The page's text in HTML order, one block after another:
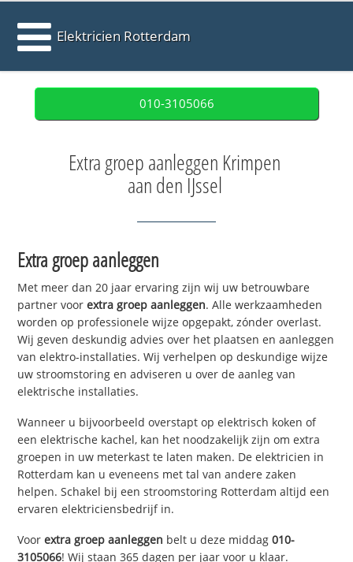
Elektricien Rotterdam
010-3105066
Extra groep aanleggen Krimpen
aan den IJssel
Extra groep aanleggen
Met meer dan 20 jaar ervaring zijn wij uw betrouwbare
partner voorextra groep aanleggen. Alle werkzaamheden
worden op professionele wijze opgepakt, zónder overlast.
Wij geven deskundig advies over het plaatsen en aanleggen
van elektro-installaties. Wij verhelpen op deskundige wijze
uw stroomstoring en adviseren u over de aanleg van
elektrische installaties.
Wanneer u bijvoorbeeld overstapt op elektrisch koken of
een elektrische kachel, kan het noodzakelijk zijn om extra
groepen in uw meterkast te laten maken. De elektricien in
Rotterdam kan u eveneens met tal van andere zaken
helpen. Schakel bij een stroomstoring Rotterdam altijd een
ervaren elektriciensbedrijf in.
Voorextra groep aanleggen belt u deze middag010-
3105066! Wij staan 365 dagen per jaar voor u klaar.